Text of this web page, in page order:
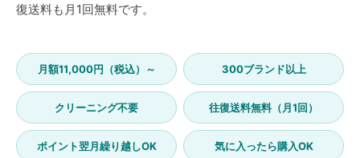
復送料も月1回無料です。
月額11,000円（税込）～ 300ブランド以上
クリーニング不要 往復送料無料（月1回）
ポイント翌月繰り越しOK 気に入ったら購入OK